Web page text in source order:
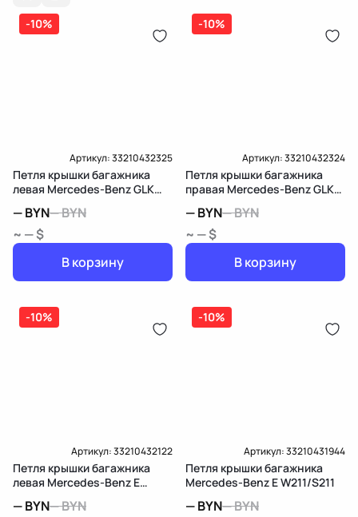
-10%
Артикул:33210432325
Петля крышки багажника
левая Mercedes-Benz GLK
—BYN—BYN
~ — $
В корзину
-10%
Артикул:33210432324
Петля крышки багажника
правая Mercedes-Benz GLK
—BYN—BYN
~ — $
В корзину
-10%
Артикул:33210432122
Петля крышки багажника
левая Mercedes-Benz E
—BYN—BYN
-10%
Артикул:33210431944
Петля крышки багажника
Mercedes-Benz E W211/S211
—BYN—BYN